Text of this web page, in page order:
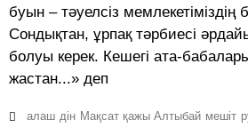
буын – тәуелсіз мемлекетіміздің
Сондықтан, ұрпақ тәрбиесі
болуы керек. Кешегі ата-
жастан...» деп
алаш дін Мақсат қажы Алтыбай мешіт